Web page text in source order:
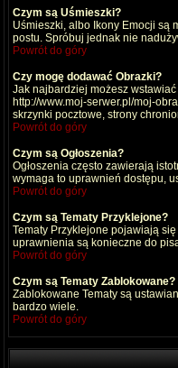
Czym są Uśmieszki?
Uśmieszki, albo Ikony Emocji są
postu. Spróbuj jednak nie
Powrót do góry
Czy mogę dodawać Obrazki?
Jak najbardziej możesz
http://www.moj-serwer.pl/moj-
skrzynki pocztowe, strony
Powrót do góry
Czym są Ogłoszenia?
Ogłoszenia często zawierają
wymaga to uprawnień dostępu,
Powrót do góry
Czym są Tematy Przyklejone?
Tematy Przyklejone pojawiają
uprawnienia są konieczne do
Powrót do góry
Czym są Tematy Zablokowane?
Zablokowane Tematy są
bardzo wiele.
Powrót do góry